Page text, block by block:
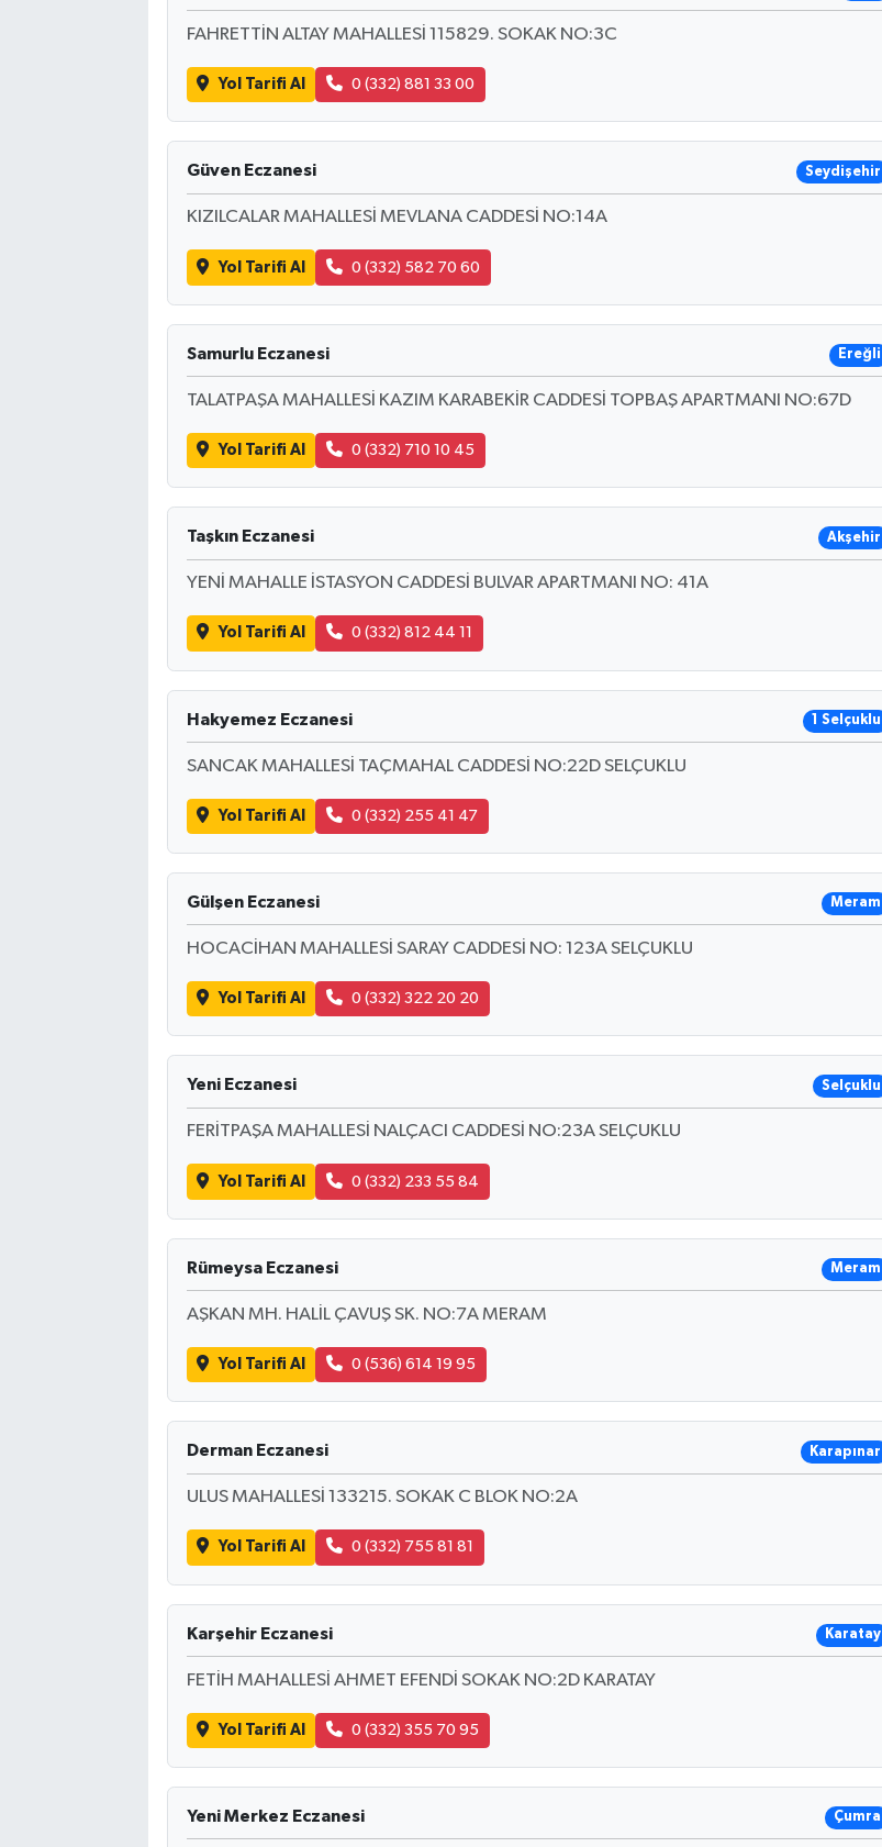
FAHRETTİN ALTAY MAHALLESİ 115829. SOKAK NO:3C
Yol Tarifi Al 0 (332) 881 33 00
Güven Eczanesi Seydişehir
KIZILCALAR MAHALLESİ MEVLANA CADDESİ NO:14A
Yol Tarifi Al 0 (332) 582 70 60
Samurlu Eczanesi Ereğli
TALATPAŞA MAHALLESİ KAZIM KARABEKİR CADDESİ TOPBAŞ APARTMANI NO:67D
Yol Tarifi Al 0 (332) 710 10 45
Taşkın Eczanesi Akşehir
YENİ MAHALLE İSTASYON CADDESİ BULVAR APARTMANI NO: 41A
Yol Tarifi Al 0 (332) 812 44 11
Hakyemez Eczanesi 1 Selçuklu
SANCAK MAHALLESİ TAÇMAHAL CADDESİ NO:22D SELÇUKLU
Yol Tarifi Al 0 (332) 255 41 47
Gülşen Eczanesi Meram
HOCACİHAN MAHALLESİ SARAY CADDESİ NO: 123A SELÇUKLU
Yol Tarifi Al 0 (332) 322 20 20
Yeni Eczanesi Selçuklu
FERİTPAŞA MAHALLESİ NALÇACI CADDESİ NO:23A SELÇUKLU
Yol Tarifi Al 0 (332) 233 55 84
Rümeysa Eczanesi Meram
AŞKAN MH. HALİL ÇAVUŞ SK. NO:7A MERAM
Yol Tarifi Al 0 (536) 614 19 95
Derman Eczanesi Karapınar
ULUS MAHALLESİ 133215. SOKAK C BLOK NO:2A
Yol Tarifi Al 0 (332) 755 81 81
Karşehir Eczanesi Karatay
FETİH MAHALLESİ AHMET EFENDİ SOKAK NO:2D KARATAY
Yol Tarifi Al 0 (332) 355 70 95
Yeni Merkez Eczanesi Çumra